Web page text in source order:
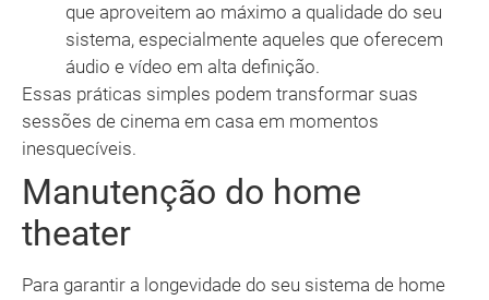
que aproveitem ao máximo a qualidade do seu
sistema, especialmente aqueles que oferecem
áudio e vídeo em alta definição.
Essas práticas simples podem transformar suas
sessões de cinema em casa em momentos
inesquecíveis.
Manutenção do home
theater
Para garantir a longevidade do seu sistema de home